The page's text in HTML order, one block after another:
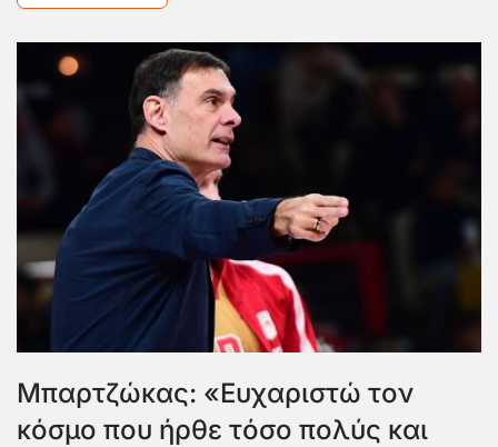
Μπαρτζώκας: «Ευχαριστώ τον
κόσμο που ήρθε τόσο πολύς και